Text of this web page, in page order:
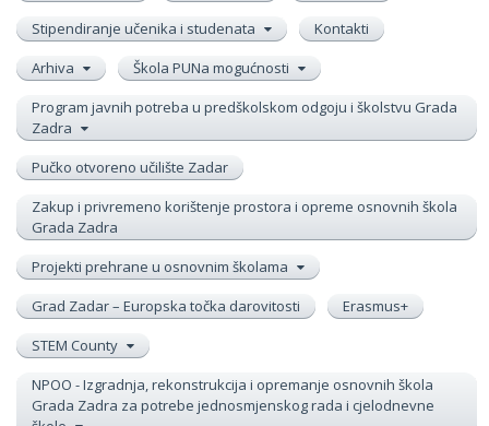
Stipendiranje učenika i studenata
Kontakti
Arhiva
Škola PUNa mogućnosti
Program javnih potreba u predškolskom odgoju i školstvu Grada
Zadra
Pučko otvoreno učilište Zadar
Zakup i privremeno korištenje prostora i opreme osnovnih škola
Grada Zadra
Projekti prehrane u osnovnim školama
Grad Zadar – Europska točka darovitosti
Erasmus+
STEM County
NPOO - Izgradnja, rekonstrukcija i opremanje osnovnih škola
Grada Zadra za potrebe jednosmjenskog rada i cjelodnevne